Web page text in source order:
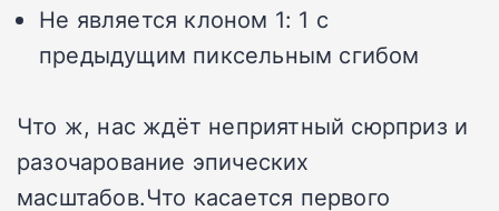
Не является клоном 1: 1 с
предыдущим пиксельным сгибом
Что ж, нас ждёт неприятный сюрприз и
разочарование эпических
масштабов.Что касается первого